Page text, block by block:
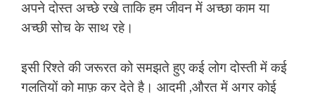
अपने दोस्त अच्छे रखे ताकि हम जीवन में अच्छा काम या
अच्छी सोच के साथ रहे।
इसी रिश्ते की जरूरत को समझते हुए कई लोग दोस्ती में कई
गलतियों को माफ़ कर देते है। आदमी ,औरत में अगर कोई